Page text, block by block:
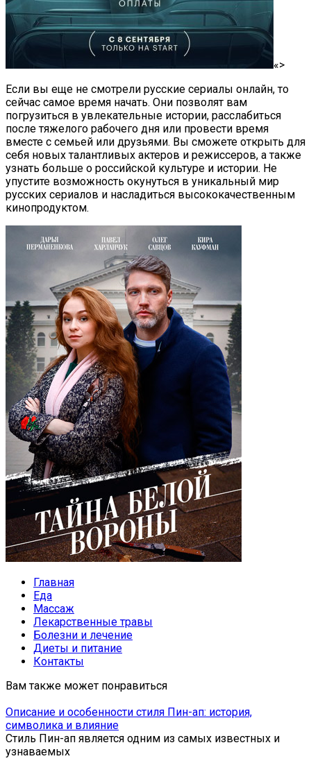
«>
Если вы еще не смотрели русские сериалы онлайн, то
сейчас самое время начать. Они позволят вам
погрузиться в увлекательные истории, расслабиться
после тяжелого рабочего дня или провести время
вместе с семьей или друзьями. Вы сможете открыть для
себя новых талантливых актеров и режиссеров, а также
узнать больше о российской культуре и истории. Не
упустите возможность окунуться в уникальный мир
русских сериалов и насладиться высококачественным
кинопродуктом.
Главная
Еда
Массаж
Лекарственные травы
Болезни и лечение
Диеты и питание
Контакты
Вам также может понравиться
Описание и особенности стиля Пин-ап: история,
символика и влияние
Стиль Пин-ап является одним из самых известных и
узнаваемых